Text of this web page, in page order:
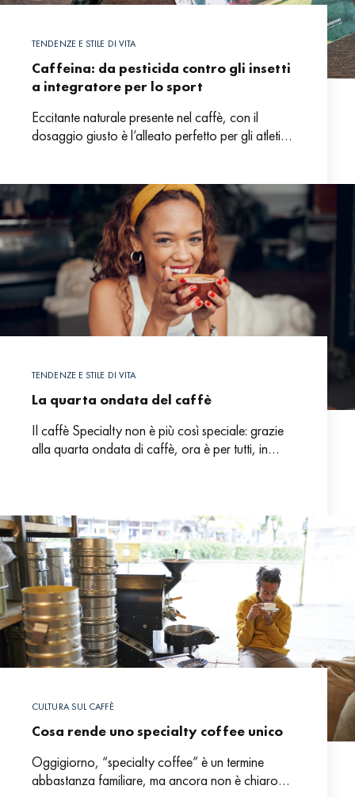
TENDENZE E STILE DI VITA
Caffeina: da pesticida contro gli insetti
a integratore per lo sport
Eccitante naturale presente nel caffè, con il
dosaggio giusto è l’alleato perfetto per gli atleti
TENDENZE E STILE DI VITA
La quarta ondata del caffè
Il caffè Specialty non è più così speciale: grazie
alla quarta ondata di caffè, ora è per tutti, in
CULTURA SUL CAFFÈ
Cosa rende uno specialty coffee unico
Oggigiorno, “specialty coffee” è un termine
abbastanza familiare, ma ancora non è chiaro